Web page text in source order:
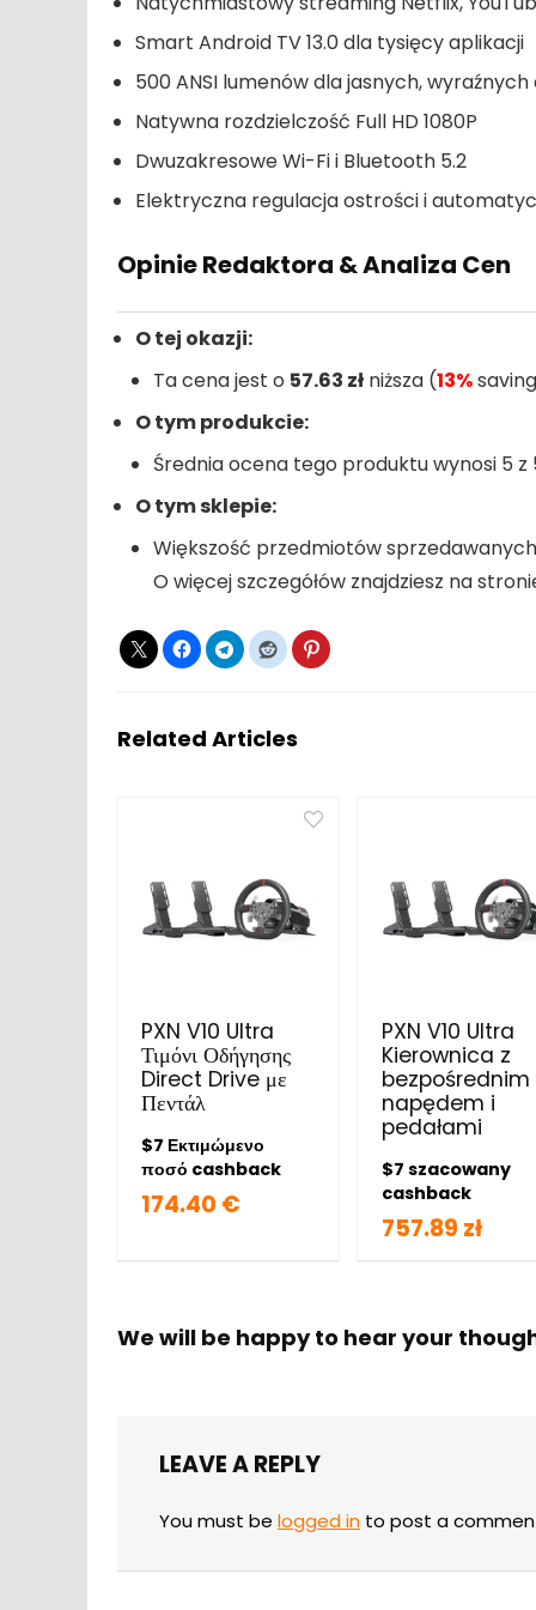
Smart Android TV 13.0 dla tysięcy aplikacji
500 ANSI lumenów dla jasnych,
Natywna rozdzielczość Full HD 1080P
Dwuzakresowe Wi-Fi i Bluetooth 5.2
Elektryczna regulacja ostrości i
Opinie Redaktora & Analiza Cen
O tej okazji:
Ta cena jest o 57.63 zł niższa (13%
O tym produkcie:
Średnia ocena tego produktu wynosi 5 z
O tym sklepie:
Większość przedmiotów
O więcej szczegółów znajdziesz na
Related Articles
PXN V10 Ultra
Τιμόνι Οδήγησης
Direct Drive με
Πεντάλ
$7 Εκτιμώμενο
ποσό cashback
174.40 €
PXN V10 Ultra
Kierownica z
bezpośrednim
napędem i
pedałami
$7 szacowany
cashback
757.89 zł
We will be happy to hear your
LEAVE A REPLY
You must be logged in to post a